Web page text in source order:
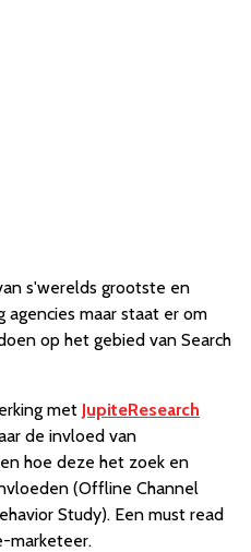
s'werelds grootste en
agencies maar staat er om
op het gebied van Search
met JupiteResearch
de invloed van
hoe deze het zoek en
(Offline Channel
Study). Een must read
marketeer.